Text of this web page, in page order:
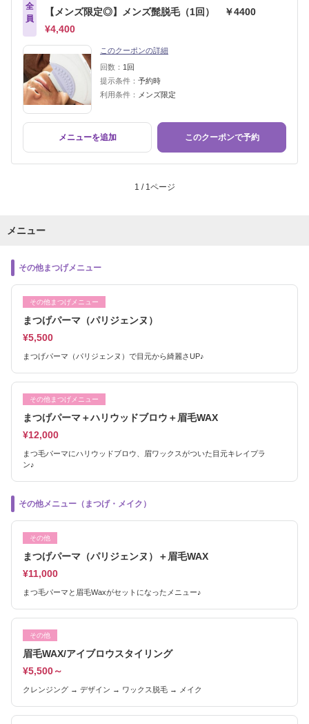
全
員
【メンズ限定◎】メンズ髭脱毛（1回） ￥4400
¥4,400
このクーポンの詳細
回数： 1回
提示条件： 予約時
利用条件：
メンズ限定
メニューを追加 このクーポンで予約
1 / 1ページ
メニュー
その他まつげメニュー
その他まつげメニュー
まつげパーマ（パリジェンヌ）
¥5,500
まつげパーマ（パリジェンヌ）で目元から綺麗さUP♪
その他まつげメニュー
まつげパーマ＋ハリウッドブロウ＋眉毛WAX
¥12,000
まつ毛パーマにハリウッドブロウ、眉ワックスがついた目元キレイプラ
ン♪
その他メニュー（まつげ・メイク）
その他
まつげパーマ（パリジェンヌ）＋眉毛WAX
¥11,000
まつ毛パーマと眉毛Waxがセットになったメニュー♪
その他
眉毛WAX/アイブロウスタイリング
¥5,500～
クレンジング → デザイン → ワックス脱毛 → メイク